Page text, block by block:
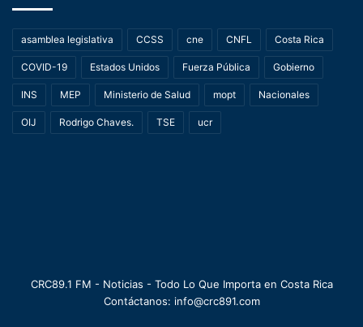
asamblea legislativa CCSS cne CNFL Costa Rica
COVID-19 Estados Unidos Fuerza Pública Gobierno
INS MEP Ministerio de Salud mopt Nacionales
OIJ Rodrigo Chaves. TSE ucr
CRC89.1 FM - Noticias - Todo Lo Que Importa en Costa Rica
Contáctanos: info@crc891.com